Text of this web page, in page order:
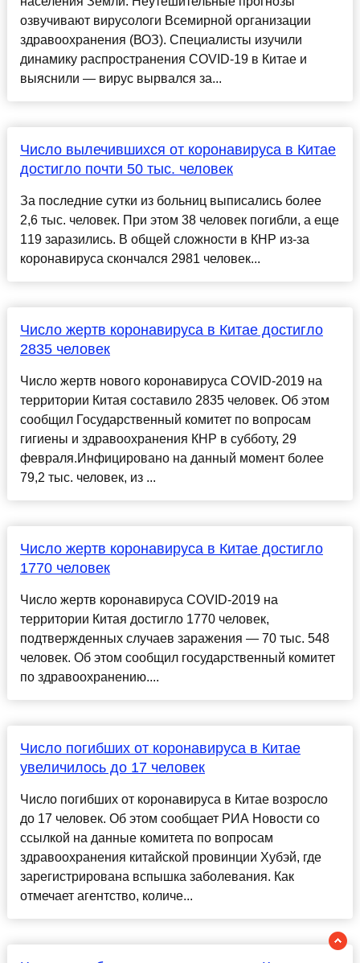
озвучивают вирусологи Всемирной организации
здравоохранения (ВОЗ). Специалисты изучили
динамику распространения COVID-19 в Китае и
выяснили — вирус вырвался за...
Число вылечившихся от коронавируса в Китае
достигло почти 50 тыс. человек
За последние сутки из больниц выписались более
2,6 тыс. человек. При этом 38 человек погибли, а еще
119 заразились. В общей сложности в КНР из-за
коронавируса скончался 2981 человек...
Число жертв коронавируса в Китае достигло
2835 человек
Число жертв нового коронавируса COVID-2019 на
территории Китая составило 2835 человек. Об этом
сообщил Государственный комитет по вопросам
гигиены и здравоохранения КНР в субботу, 29
февраля.Инфицировано на данный момент более
79,2 тыс. человек, из ...
Число жертв коронавируса в Китае достигло
1770 человек
Число жертв коронавируса COVID-2019 на
территории Китая достигло 1770 человек,
подтвержденных случаев заражения — 70 тыс. 548
человек. Об этом сообщил государственный комитет
по здравоохранению....
Число погибших от коронавируса в Китае
увеличилось до 17 человек
Число погибших от коронавируса в Китае возросло
до 17 человек. Об этом сообщает РИА Новости со
ссылкой на данные комитета по вопросам
здравоохранения китайской провинции Хубэй, где
зарегистрирована вспышка заболевания. Как
отмечает агентство, количе...